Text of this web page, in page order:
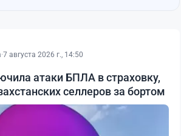
·7 августа 2026 г., 14:50
атаки БПЛА в страховку,
селлеров за бортом